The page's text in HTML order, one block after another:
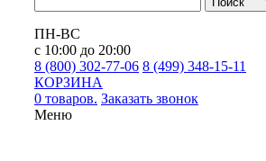
ПН-ВС
с 10:00 до 20:00
8 (800) 302-77-06 8 (499) 348-15-11
КОРЗИНА
0 товаров. Заказать звонок
Меню